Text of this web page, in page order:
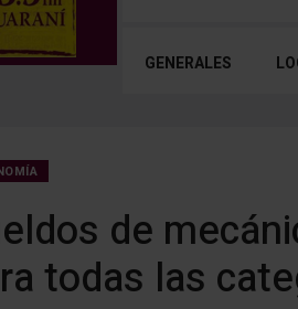
GENERALES
de
todas las